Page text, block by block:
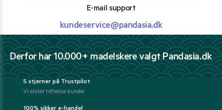
E-mail support
kundeservice@pandasia.dk
Derfor har 10.000+ madelskere valgt Pandasia.dk
5 stjerner på Trustpilot
Vi elsker tilfredse kunder